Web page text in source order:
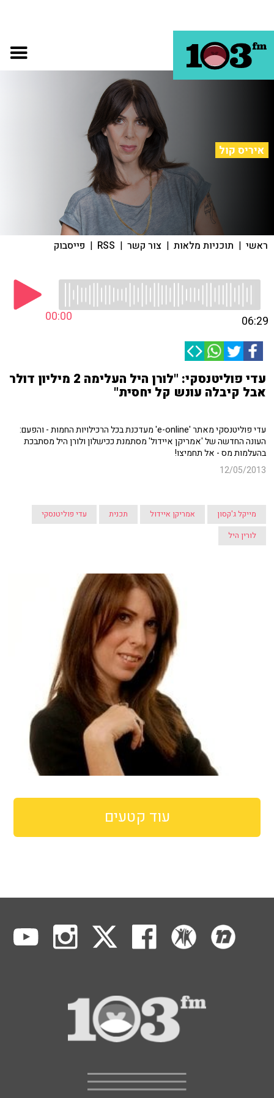
איריס קול
ראשי | תוכניות מלאות | צור קשר |
RSS
| פייסבוק
00:00 06:29
עדי פוליטנסקי: "לורן היל העלימה 2 מיליון דולר
אבל קיבלה עונש קל יחסית"
עדי פוליטנסקי מאתר 'e-online' מעדכנת בכל הרכילויות החמות - והפעם:
העונה החדשה של 'אמריקן איידול' מסתמנת ככישלון ולורן היל מסתבכת
בהעלמות מס - אל תחמיצו!
12/05/2013
מייקל ג'קסון אמריקן איידול תכנית
עדי פוליטנסקי
לורין היל
עוד קטעים